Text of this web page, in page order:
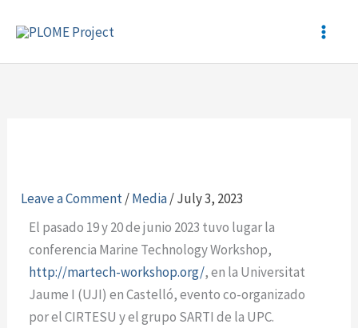
Leave a Comment/Media/July 3, 2023
El pasado 19 y 20 de junio 2023 tuvo lugar la
conferencia Marine Technology Workshop,
http://martech-workshop.org/, en la Universitat
Jaume I (UJI) en Castelló, evento co-organizado
por el CIRTESU y el grupo SARTI de la UPC.